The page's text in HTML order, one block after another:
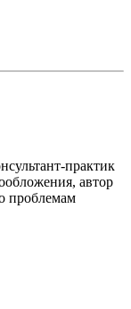
практик
автор
проблемам